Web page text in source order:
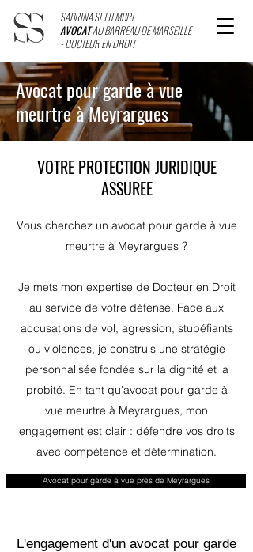
SABRINA SETTEMBRE
AVOCATAU BARREAU DE MARSEILLE
- DOCTEUR EN DROIT
Avocat pour garde à vue
meurtre à Meyrargues
VOTRE PROTECTION JURIDIQUE
ASSUREE
Vous cherchez un avocat pour garde à vue
meurtre à Meyrargues ?
Je mets mon expertise de Docteur en Droit
au service de votre défense. Face aux
accusations de vol, agression, stupéfiants
ou violences, je construis une stratégie
personnalisée fondée sur la dignité et la
probité. En tant qu'avocat pour garde à
vue meurtre à Meyrargues, mon
engagement est clair : défendre vos droits
avec compétence et détermination.
Avocat pour garde à vue près de Meyrargues
L'engagement d'un avocat pour garde